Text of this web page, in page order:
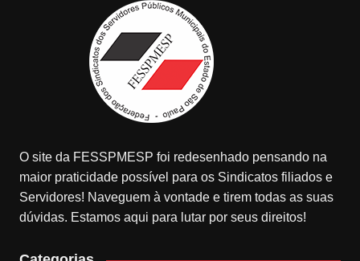
O site da FESSPMESP foi redesenhado pensando na
maior praticidade possível para os Sindicatos filiados e
Servidores! Naveguem à vontade e tirem todas as suas
dúvidas. Estamos aqui para lutar por seus direitos!